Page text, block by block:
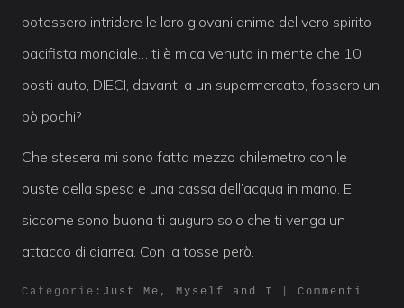
potessero intridere le loro giovani anime del vero spirito
pacifista mondiale… ti è mica venuto in mente che 10
posti auto, DIECI, davanti a un supermercato, fossero un
pò pochi?
Che stesera mi sono fatta mezzo chilemetro con le
buste della spesa e una cassa dell’acqua in mano. E
siccome sono buona ti auguro solo che ti venga un
attacco di diarrea. Con la tosse però.
Categorie: Just Me, Myself and I Commenti